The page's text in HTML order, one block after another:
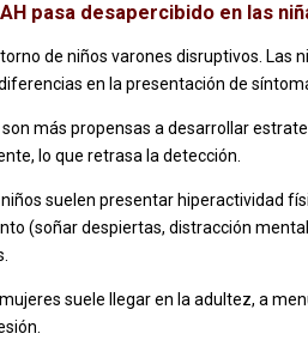
pasa desapercibido en las
de niños varones disruptivos. Las
en la presentación de
son más propensas a desarrollar
lo que retrasa la detección.
suelen presentar hiperactividad
(soñar despiertas, distracción
suele llegar en la adultez, a